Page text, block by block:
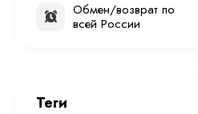
Обмен/возврат по
всей России
Теги